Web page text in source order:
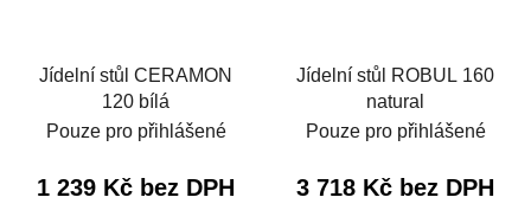
Jídelní stůl CERAMON
120 bílá
Pouze pro přihlášené
1 239 Kč bez DPH
Jídelní stůl ROBUL 160
natural
Pouze pro přihlášené
3 718 Kč bez DPH